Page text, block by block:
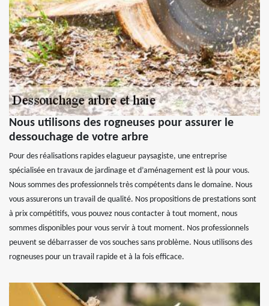
Nous utilisons des rogneuses pour assurer le
dessouchage de votre arbre
Pour des réalisations rapides elagueur paysagiste, une entreprise
spécialisée en travaux de jardinage et d’aménagement est là pour vous.
Nous sommes des professionnels très compétents dans le domaine. Nous
vous assurerons un travail de qualité. Nos propositions de prestations sont
à prix compétitifs, vous pouvez nous contacter à tout moment, nous
sommes disponibles pour vous servir à tout moment. Nos professionnels
peuvent se débarrasser de vos souches sans problème. Nous utilisons des
rogneuses pour un travail rapide et à la fois efficace.